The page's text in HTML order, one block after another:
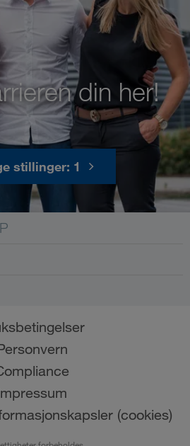
din her!
stillinger: 1
(cookies)